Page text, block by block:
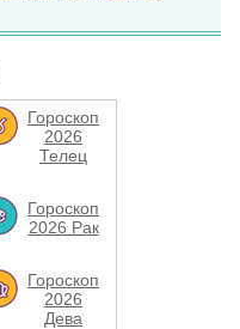
Гороскоп
2026
Телец
Гороскоп
2026 Рак
Гороскоп
2026
Дева